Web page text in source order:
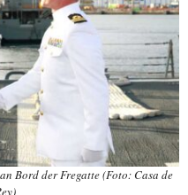
Bord der Fregatte (Foto: Casa de